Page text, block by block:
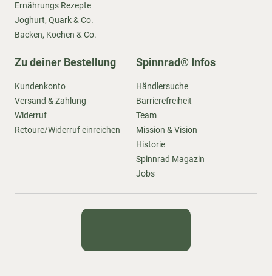
Ernährungs Rezepte
Joghurt, Quark & Co.
Backen, Kochen & Co.
Zu deiner Bestellung
Kundenkonto
Versand & Zahlung
Widerruf
Retoure/Widerruf einreichen
Spinnrad® Infos
Händlersuche
Barrierefreiheit
Team
Mission & Vision
Historie
Spinnrad Magazin
Jobs